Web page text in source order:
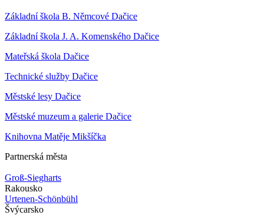
Základní škola B. Němcové Dačice
Základní škola J. A. Komenského Dačice
Mateřská škola Dačice
Technické služby Dačice
Městské lesy Dačice
Městské muzeum a galerie Dačice
Knihovna Matěje Mikšíčka
Partnerská města
Groß-Siegharts
Rakousko
Urtenen-Schönbühl
Švýcarsko